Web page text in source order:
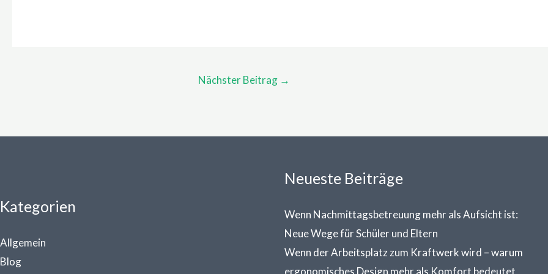
Nächster Beitrag →
Kategorien
Allgemein
Blog
Neueste Beiträge
Wenn Nachmittagsbetreuung mehr als Aufsicht ist:
Neue Wege für Schüler und Eltern
Wenn der Arbeitsplatz zum Kraftwerk wird – warum
ergonomisches Design mehr als Komfort bedeutet